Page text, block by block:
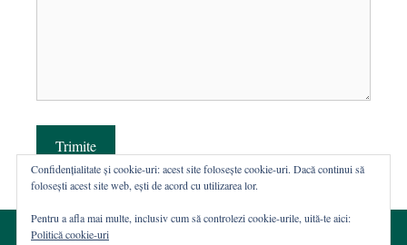
Trimite
Confidențialitate și cookie-uri: acest site folosește cookie-uri. Dacă continui să
folosești acest site web, ești de acord cu utilizarea lor.
Pentru a afla mai multe, inclusiv cum să controlezi cookie-urile, uită-te aici:
Politică cookie-uri